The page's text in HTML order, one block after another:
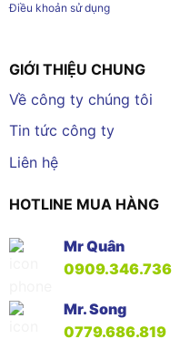
Điều khoản sử dụng
GIỚI THIỆU CHUNG
Về công ty chúng tôi
Tin tức công ty
Liên hệ
HOTLINE MUA HÀNG
Mr Quân
0909.346.736
Mr. Song
0779.686.819